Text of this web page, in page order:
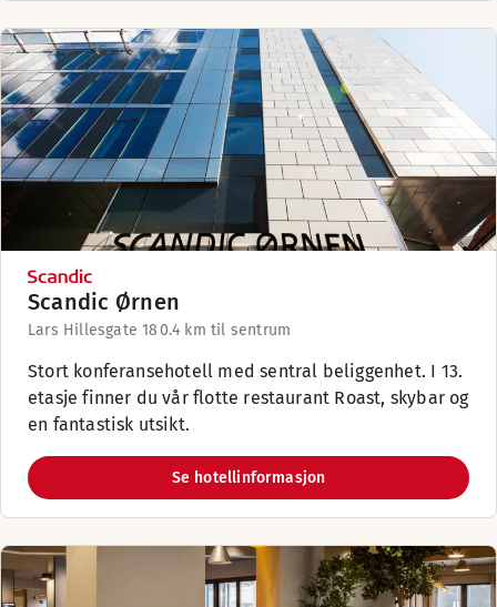
Scandic Ørnen
Lars Hillesgate 180.4 km til sentrum
Stort konferansehotell med sentral beliggenhet. I 13.
etasje finner du vår flotte restaurant Roast, skybar og
en fantastisk utsikt.
Se hotellinformasjon